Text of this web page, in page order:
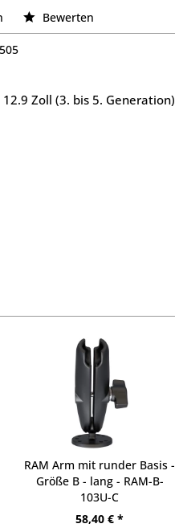
Bewerten
Zoll (3. bis 5. Generation)
RAM Arm mit runder Basis -
Größe B - lang - RAM-B-
103U-C
58,40 € *